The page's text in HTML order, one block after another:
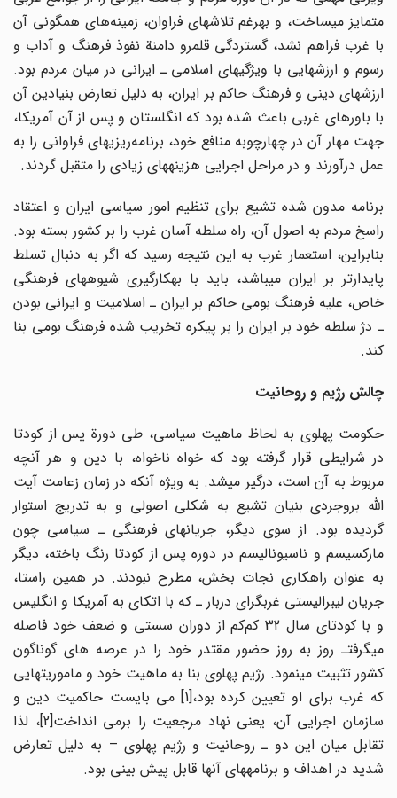
متمایز می‎ساخت، و به‎رغم تلاشهای فراوان، زمینه‌های همگونی آن
با غرب فراهم نشد، گستردگی قلمرو دامنة نفوذ فرهنگ و آداب و
رسوم و ارزشهایی با ویژگیهای اسلامی ـ ایرانی در میان مردم بود.
ارزشهای دینی و فرهنگ حاکم بر ایران، به دلیل تعارض بنیادین آن
با باورهای غربی باعث شده بود که انگلستان و پس از آن آمریکا،
جهت مهار آن در چهارچوبه منافع خود، برنامه‌ریزیهای فراوانی را به
عمل درآورند و در مراحل اجرایی هزینه‎های زیادی را متقبل گردند.
برنامه مدون شده تشیع برای تنظیم امور سیاسی ایران و اعتقاد
راسخ مردم به اصول آن، راه سلطه آسان غرب را بر کشور بسته بود.
بنابراین، استعمار غرب به این نتیجه رسید که اگر به دنبال تسلط
پایدارتر بر ایران می‎باشد، باید با به‎کارگیری شیوه‎های فرهنگی
خاص، علیه فرهنگ بومی حاکم بر ایران ـ اسلامیت و ایرانی بودن
ـ دژ سلطه خود بر ایران را بر پیکره تخریب شده فرهنگ بومی بنا
کند.
چالش رژیم و روحانیت
حکومت پهلوی به لحاظ ماهیت سیاسی، طی دورة پس از کودتا
در شرایطی قرار گرفته بود که خواه ناخواه، با دین و هر آنچه
مربوط به آن است، درگیر می‎شد. به ویژه آنکه در زمان زعامت آیت
الله بروجردی بنیان تشیع به شکلی اصولی و به تدریج استوار
گردیده بود. از سوی دیگر، جریانهای فرهنگی ـ سیاسی چون
مارکسیسم و ناسیونالیسم در دوره پس از کودتا رنگ باخته، دیگر
به عنوان راهکاری نجات بخش، مطرح نبودند. در همین راستا،
جریان لیبرالیستی غربگرای دربار ـ که با اتکای به آمریکا و انگلیس
و با کودتای سال 32 کم‌کم از دوران سستی و ضعف خود فاصله
می‎گرفت‎ـ روز به روز حضور مقتدر خود را در عرصه های گوناگون
کشور تثبیت می‎نمود. رژیم پهلوی بنا به ماهیت خود و ماموریتهایی
که غرب برای او تعیین کرده بود،[1] می بایست حاکمیت دین و
سازمان اجرایی آن، یعنی نهاد مرجعیت را برمی انداخت[2]، لذا
تقابل میان این دو ـ روحانیت و رژیم پهلوی – به دلیل تعارض
شدید در اهداف و برنامه‎های آنها قابل پیش بینی بود.